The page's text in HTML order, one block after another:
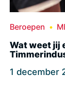
Beroepen
Wat weet jij
1 december